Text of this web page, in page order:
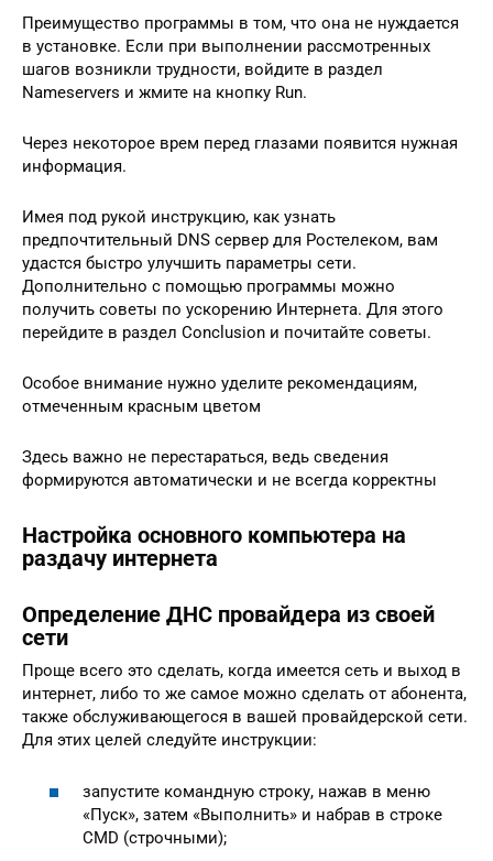
Преимущество программы в том, что она не нуждается
в установке. Если при выполнении рассмотренных
шагов возникли трудности, войдите в раздел
Nameservers и жмите на кнопку Run.
Через некоторое врем перед глазами появится нужная
информация.
Имея под рукой инструкцию, как узнать
предпочтительный DNS сервер для Ростелеком, вам
удастся быстро улучшить параметры сети.
Дополнительно с помощью программы можно
получить советы по ускорению Интернета. Для этого
перейдите в раздел Conclusion и почитайте советы.
Особое внимание нужно уделите рекомендациям,
отмеченным красным цветом
Здесь важно не перестараться, ведь сведения
формируются автоматически и не всегда корректны
Настройка основного компьютера на
раздачу интернета
Определение ДНС провайдера из своей
сети
Проще всего это сделать, когда имеется сеть и выход в
интернет, либо то же самое можно сделать от абонента,
также обслуживающегося в вашей провайдерской сети.
Для этих целей следуйте инструкции:
запустите командную строку, нажав в меню
«Пуск», затем «Выполнить» и набрав в строке
CMD (строчными);